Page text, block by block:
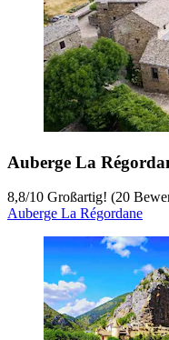
Auberge La
8,8/10 Großartig! (20
Auberge La Régordane